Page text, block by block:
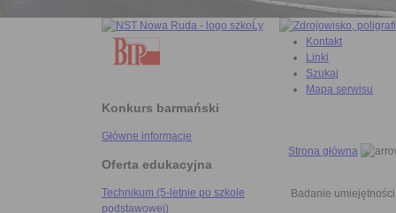
Konkurs barmański
Główne informacje
Oferta edukacyjna
Technikum (5-letnie po szkole
podstawowej)
Kontakt
Linki
Szukaj
Mapa serwisu
Strona główna
Badanie